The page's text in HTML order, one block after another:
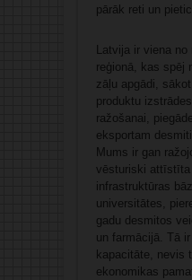
pārāk reti un
Latvija ir viena
reģionā, kas spēj
zāļu apgādi,
produktu
ražošanai,
eksportam
Mums ir gan
vēsturiski attīstīta
infrastruktūras
universitātes,
gadu desmitos
un farmācijā. Tā
kapacitāte, nevis
ekonomikas